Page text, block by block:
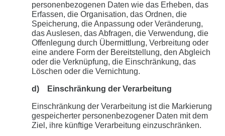
personenbezogenen Daten wie das Erheben, das
Erfassen, die Organisation, das Ordnen, die
Speicherung, die Anpassung oder Veränderung,
das Auslesen, das Abfragen, die Verwendung, die
Offenlegung durch Übermittlung, Verbreitung oder
eine andere Form der Bereitstellung, den Abgleich
oder die Verknüpfung, die Einschränkung, das
Löschen oder die Vernichtung.
d) Einschränkung der Verarbeitung
Einschränkung der Verarbeitung ist die Markierung
gespeicherter personenbezogener Daten mit dem
Ziel, ihre künftige Verarbeitung einzuschränken.